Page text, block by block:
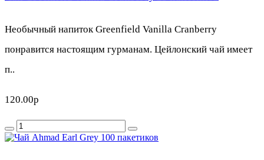
Необычный напиток Greenfield Vanilla Cranberry
понравится настоящим гурманам. Цейлонский чай имеет
п..
120.00р